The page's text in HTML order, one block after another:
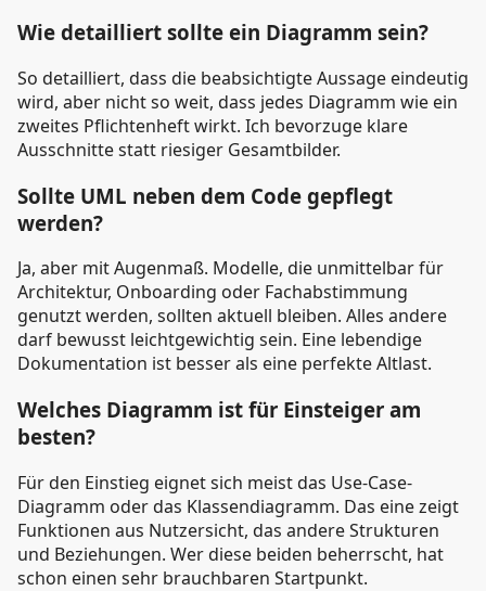
Wie detailliert sollte ein Diagramm sein?
So detailliert, dass die beabsichtigte Aussage eindeutig
wird, aber nicht so weit, dass jedes Diagramm wie ein
zweites Pflichtenheft wirkt. Ich bevorzuge klare
Ausschnitte statt riesiger Gesamtbilder.
Sollte UML neben dem Code gepflegt
werden?
Ja, aber mit Augenmaß. Modelle, die unmittelbar für
Architektur, Onboarding oder Fachabstimmung
genutzt werden, sollten aktuell bleiben. Alles andere
darf bewusst leichtgewichtig sein. Eine lebendige
Dokumentation ist besser als eine perfekte Altlast.
Welches Diagramm ist für Einsteiger am
besten?
Für den Einstieg eignet sich meist das Use-Case-
Diagramm oder das Klassendiagramm. Das eine zeigt
Funktionen aus Nutzersicht, das andere Strukturen
und Beziehungen. Wer diese beiden beherrscht, hat
schon einen sehr brauchbaren Startpunkt.